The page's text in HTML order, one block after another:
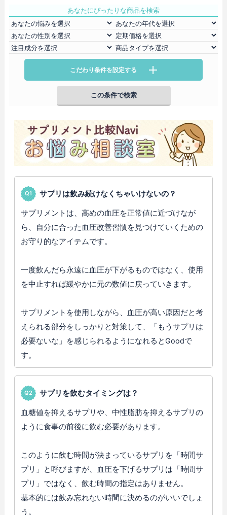
あなたにぴったりな商品を検索
こだわり条件を設定する
サプリは飲み続けなくちゃいけないの？
サプリメントは、高めの血圧を正常値に近づけなが
ら、自分に合った血圧改善習慣を見つけていくための
お守り的なアイテムです。
一度飲んだら永遠に血圧が下がるものではなく、使用
を中止すれば緩やかに元の数値に戻っていきます。
サプリメントを使用しながら、血圧が高い原因だと考
えられる部分をしっかりと対策して、「もうサプリは
必要ないな」を感じられるようになれるとGoodで
す。
サプリを飲むタイミングは？
血糖値を抑えるサプリや、中性脂肪を抑えるサプリの
ように食事の前後に飲む必要があります。
このように飲む時間が決まっているサプリを「時間サ
プリ」と呼びますが、血圧を下げるサプリは「時間サ
プリ」ではなく、飲む時間の指定はありません。
基本的には飲み忘れない時間に決めるのがいいでしょ
う。